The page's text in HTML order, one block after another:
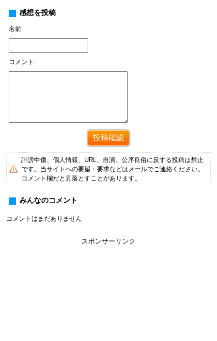
感想を投稿
名前
コメント
誹謗中傷、個人情報、URL、自演、公序良俗に反する投稿は禁止
です。当サイトへの要望・要求などはメールでご連絡ください。
コメント欄だと見落とすことがあります。
みんなのコメント
コメントはまだありません
スポンサーリンク